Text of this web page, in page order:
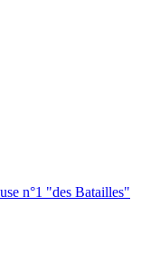
n°1 "des Batailles"